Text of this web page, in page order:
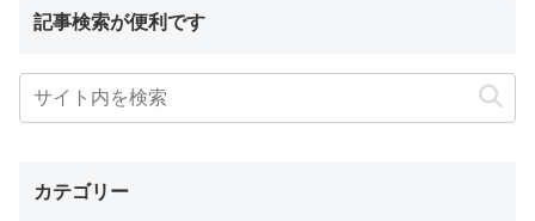
記事検索が便利です
カテゴリー